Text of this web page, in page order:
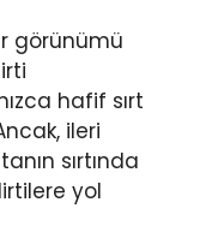
görünümü
hafif sırt
ileri
sırtında
yol